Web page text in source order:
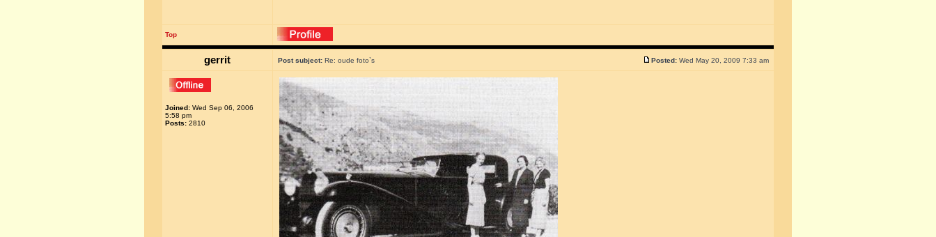
Top
gerrit Post subject: Re: oude foto`s Posted: Wed May 20, 2009 7:33 am
Joined: Wed Sep 06, 2006
5:58 pm
Posts: 2810